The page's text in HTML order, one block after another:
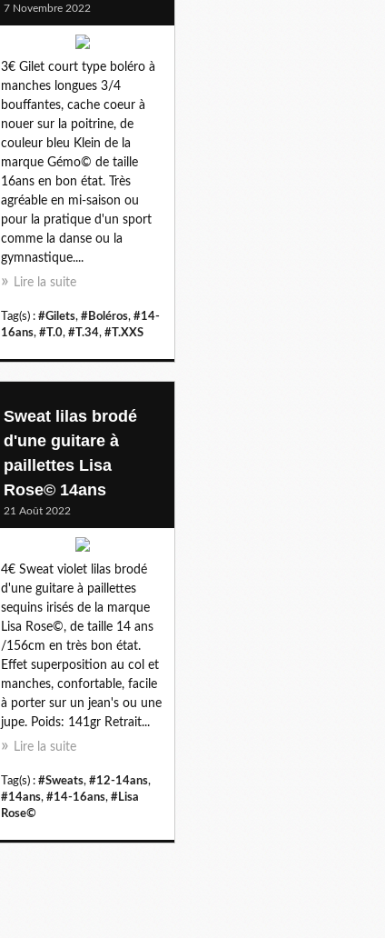
7 Novembre 2022
3€ Gilet court type boléro à
manches longues 3/4
bouffantes, cache coeur à
nouer sur la poitrine, de
couleur bleu Klein de la
marque Gémo© de taille
16ans en bon état. Très
agréable en mi-saison ou
pour la pratique d'un sport
comme la danse ou la
gymnastique....
Lire la suite
Tag(s) : #Gilets, #Boléros, #14-
16ans, #T.0, #T.34, #T.XXS
Sweat lilas brodé
d'une guitare à
paillettes Lisa
Rose© 14ans
21 Août 2022
4€ Sweat violet lilas brodé
d'une guitare à paillettes
sequins irisés de la marque
Lisa Rose©, de taille 14 ans
/156cm en très bon état.
Effet superposition au col et
manches, confortable, facile
à porter sur un jean's ou une
jupe. Poids: 141gr Retrait...
Lire la suite
Tag(s) : #Sweats, #12-14ans,
#14ans, #14-16ans, #Lisa
Rose©